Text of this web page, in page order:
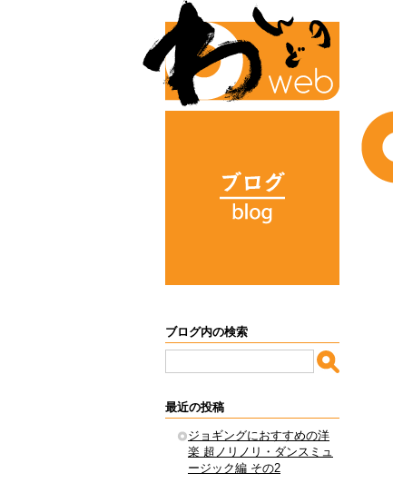
ブログ内の検索
最近の投稿
ジョギングにおすすめの洋
楽 超ノリノリ・ダンスミュ
ージック編 その2